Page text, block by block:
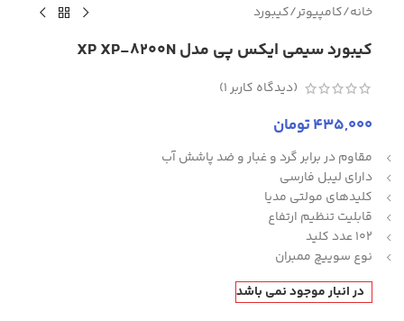
خانه/کامپیوتر/کیبورد
کیبورد سیمی ایکس پی مدل XP XP-8200N
(دیدگاه کاربر1
)
435,000تومان
مقاوم در برابر گرد و غبار و ضد پاشش آب
دارای لیبل فارسی
کلیدهای مولتی مدیا
قابلیت تنظیم ارتفاع
102 عدد کلید
نوع سوییچ ممبران
در انبار موجود نمی باشد